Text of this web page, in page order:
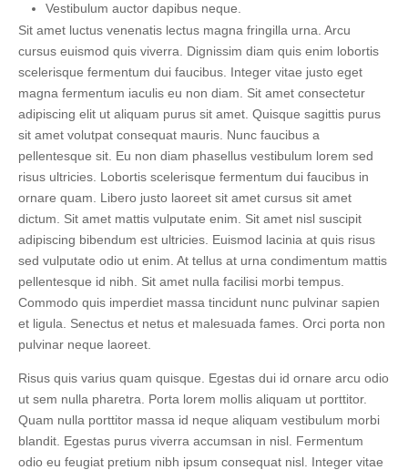
Vestibulum auctor dapibus neque.
Sit amet luctus venenatis lectus magna fringilla urna. Arcu
cursus euismod quis viverra. Dignissim diam quis enim lobortis
scelerisque fermentum dui faucibus. Integer vitae justo eget
magna fermentum iaculis eu non diam. Sit amet consectetur
adipiscing elit ut aliquam purus sit amet. Quisque sagittis purus
sit amet volutpat consequat mauris. Nunc faucibus a
pellentesque sit. Eu non diam phasellus vestibulum lorem sed
risus ultricies. Lobortis scelerisque fermentum dui faucibus in
ornare quam. Libero justo laoreet sit amet cursus sit amet
dictum. Sit amet mattis vulputate enim. Sit amet nisl suscipit
adipiscing bibendum est ultricies. Euismod lacinia at quis risus
sed vulputate odio ut enim. At tellus at urna condimentum mattis
pellentesque id nibh. Sit amet nulla facilisi morbi tempus.
Commodo quis imperdiet massa tincidunt nunc pulvinar sapien
et ligula. Senectus et netus et malesuada fames. Orci porta non
pulvinar neque laoreet.
Risus quis varius quam quisque. Egestas dui id ornare arcu odio
ut sem nulla pharetra. Porta lorem mollis aliquam ut porttitor.
Quam nulla porttitor massa id neque aliquam vestibulum morbi
blandit. Egestas purus viverra accumsan in nisl. Fermentum
odio eu feugiat pretium nibh ipsum consequat nisl. Integer vitae